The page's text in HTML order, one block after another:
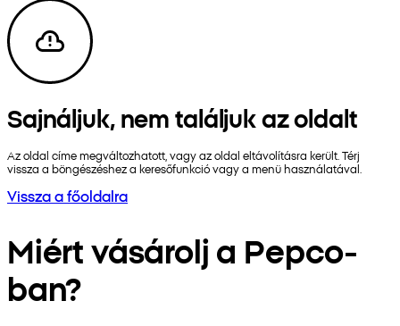
Sajnáljuk, nem találjuk az oldalt
Az oldal címe megváltozhatott, vagy az oldal eltávolításra került. Térj
vissza a böngészéshez a keresőfunkció vagy a menü használatával.
Vissza a főoldalra
Miért vásárolj a Pepco-
ban?